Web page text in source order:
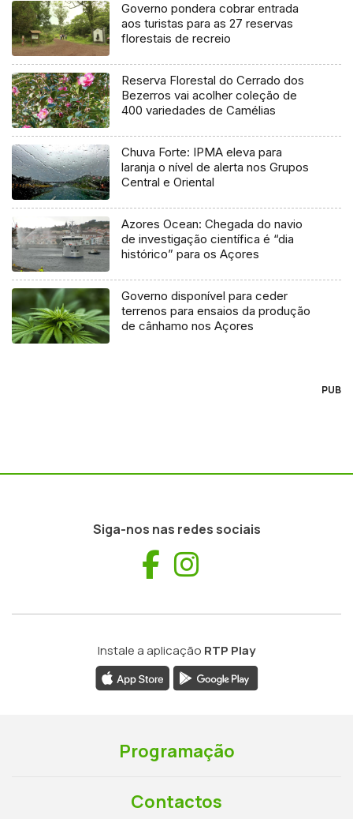
Governo pondera cobrar entrada
aos turistas para as 27 reservas
florestais de recreio
Reserva Florestal do Cerrado dos
Bezerros vai acolher coleção de
400 variedades de Camélias
Chuva Forte: IPMA eleva para
laranja o nível de alerta nos Grupos
Central e Oriental
Azores Ocean: Chegada do navio
de investigação científica é “dia
histórico” para os Açores
Governo disponível para ceder
terrenos para ensaios da produção
de cânhamo nos Açores
PUB
Siga-nos nas redes sociais
Facebook
Instale a aplicação RTP Play
Programação
Contactos